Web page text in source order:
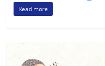
Read more